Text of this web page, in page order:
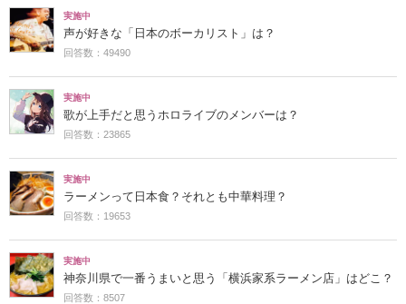
実施中
声が好きな「日本のボーカリスト」は？
回答数：49490
実施中
歌が上手だと思うホロライブのメンバーは？
回答数：23865
実施中
ラーメンって日本食？それとも中華料理？
回答数：19653
実施中
神奈川県で一番うまいと思う「横浜家系ラーメン店」はどこ？
回答数：8507